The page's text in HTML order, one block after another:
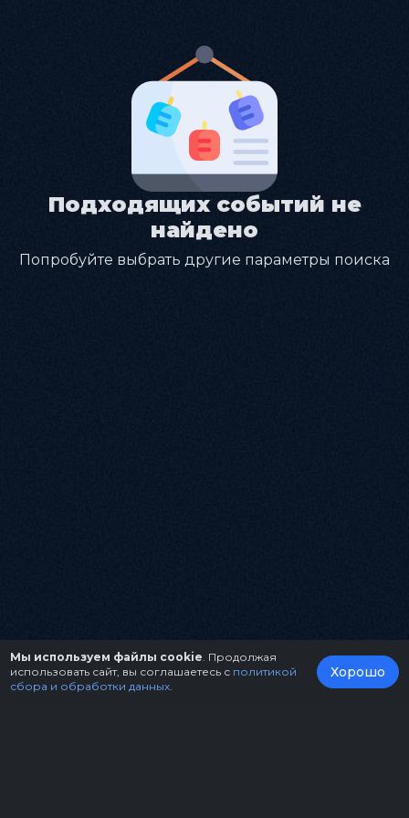
Подходящих событий не
найдено
Попробуйте выбрать другие параметры поиска
Мы используем файлы cookie . Продолжая
использовать сайт, вы соглашаетесь с политикой
сбора и обработки данных
Хорошо